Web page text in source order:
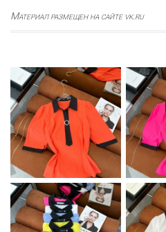
Материал размещен на сайте vk.ru